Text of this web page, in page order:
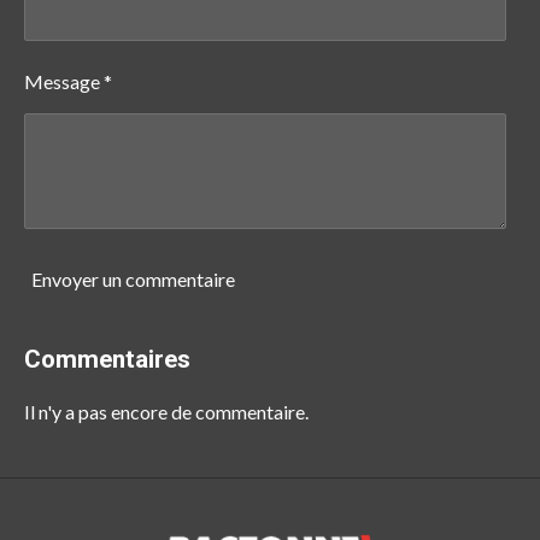
Message *
Envoyer un commentaire
Commentaires
Il n'y a pas encore de commentaire.